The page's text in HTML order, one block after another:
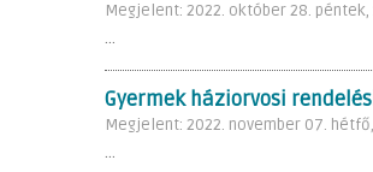
Megjelent: 2022. október 28. péntek,
...
Gyermek háziorvosi
Megjelent: 2022. november 07. hétfő,
...